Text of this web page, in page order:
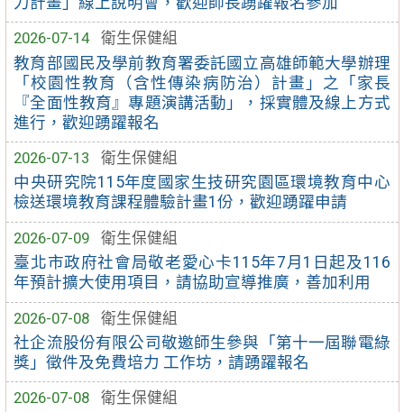
2026-07-14
衛生保健組
教育部國民及學前教育署委託國立高雄師範大學辦理
「校園性教育（含性傳染病防治）計畫」之「家長
『全面性教育』專題演講活動」，採實體及線上方式
進行，歡迎踴躍報名
2026-07-13
衛生保健組
中央研究院115年度國家生技研究園區環境教育中心
檢送環境教育課程體驗計畫1份，歡迎踴躍申請
2026-07-09
衛生保健組
臺北市政府社會局敬老愛心卡115年7月1日起及116
年預計擴大使用項目，請協助宣導推廣，善加利用
2026-07-08
衛生保健組
社企流股份有限公司敬邀師生參與「第十一屆聯電綠
獎」徵件及免費培力 工作坊，請踴躍報名
2026-07-08
衛生保健組